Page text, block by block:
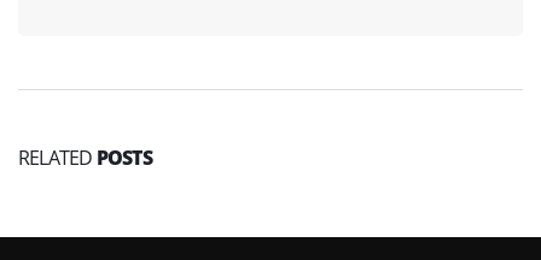
RELATED POSTS